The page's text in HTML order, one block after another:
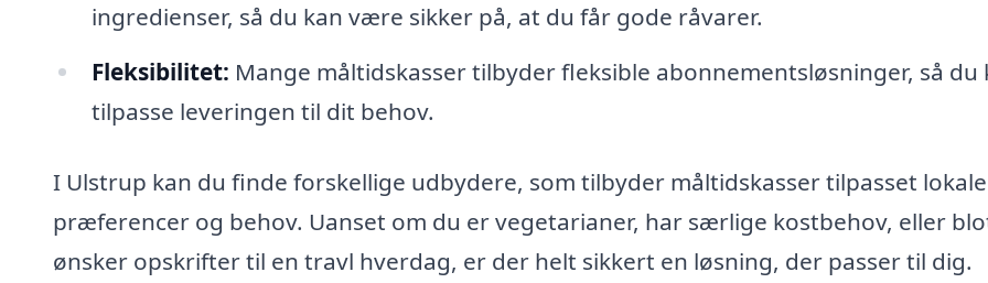
ingredienser, så du kan være sikker på, at du får gode råvarer.
Fleksibilitet: Mange måltidskasser tilbyder fleksible abonnementsløsninger, så du
tilpasse leveringen til dit behov.
I Ulstrup kan du finde forskellige udbydere, som tilbyder måltidskasser tilpasset lokale
præferencer og behov. Uanset om du er vegetarianer, har særlige kostbehov, eller
ønsker opskrifter til en travl hverdag, er der helt sikkert en løsning, der passer til dig.